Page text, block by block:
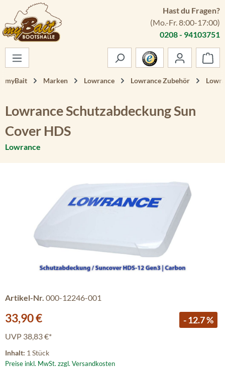
Zum Hauptinhalt springen
Hast du Fragen?
(Mo.-Fr. 8:00-17:00)
0208 - 94103751
myBait Marken Lowrance Lowrance Zubehör
Lowrance Schutzabdeckung Sun
Cover HDS
Lowrance
Artikel-Nr. 000-12246-001
Verkaufspreis:
33,90 € - 12.7 %
UVP 38,83 €*
Inhalt: 1 Stück
Preise inkl. MwSt. zzgl. Versandkosten